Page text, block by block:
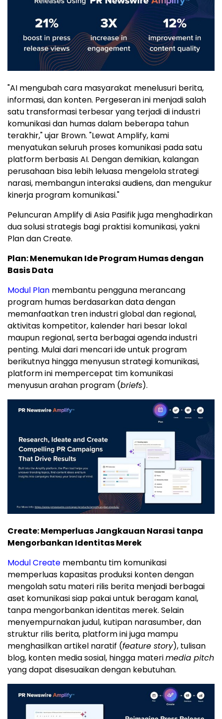
"AI mengubah cara masyarakat menelusuri berita,
informasi, dan konten. Pergeseran ini menjadi salah
satu transformasi terbesar yang terjadi di industri
komunikasi dan humas dalam beberapa tahun
terakhir," ujar Brown. "Lewat Amplify, kami
menyatukan seluruh proses komunikasi pada satu
platform berbasis AI. Dengan demikian, kalangan
perusahaan bisa lebih leluasa mengelola strategi
narasi, membangun interaksi audiens, dan mengukur
kinerja program komunikasi."
Peluncuran Amplify di Asia Pasifik juga menghadirkan
dua solusi strategis bagi praktisi komunikasi, yakni
Plan dan Create.
Plan: Menemukan Ide Program Humas dengan
Basis Data
Modul Plan membantu pengguna merancang
program humas berdasarkan data dengan
memanfaatkan tren industri global dan regional,
aktivitas kompetitor, kalender hari besar lokal
maupun regional, serta berbagai agenda industri
penting. Mulai dari mencari ide untuk program
berikutnya hingga menyusun strategi komunikasi,
platform ini mempercepat tim komunikasi
menyusun arahan program (briefs).
Create: Memperluas Jangkauan Narasi tanpa
Mengorbankan Identitas Merek
Modul Create membantu tim komunikasi
memperluas kapasitas produksi konten dengan
mengolah satu materi rilis berita menjadi berbagai
aset komunikasi siap pakai untuk beragam kanal,
tanpa mengorbankan identitas merek. Selain
menyempurnakan judul, kutipan narasumber, dan
struktur rilis berita, platform ini juga mampu
menghasilkan artikel naratif (feature story), tulisan
blog, konten media sosial, hingga materimedia pitch
yang dapat disesuaikan dengan kebutuhan.